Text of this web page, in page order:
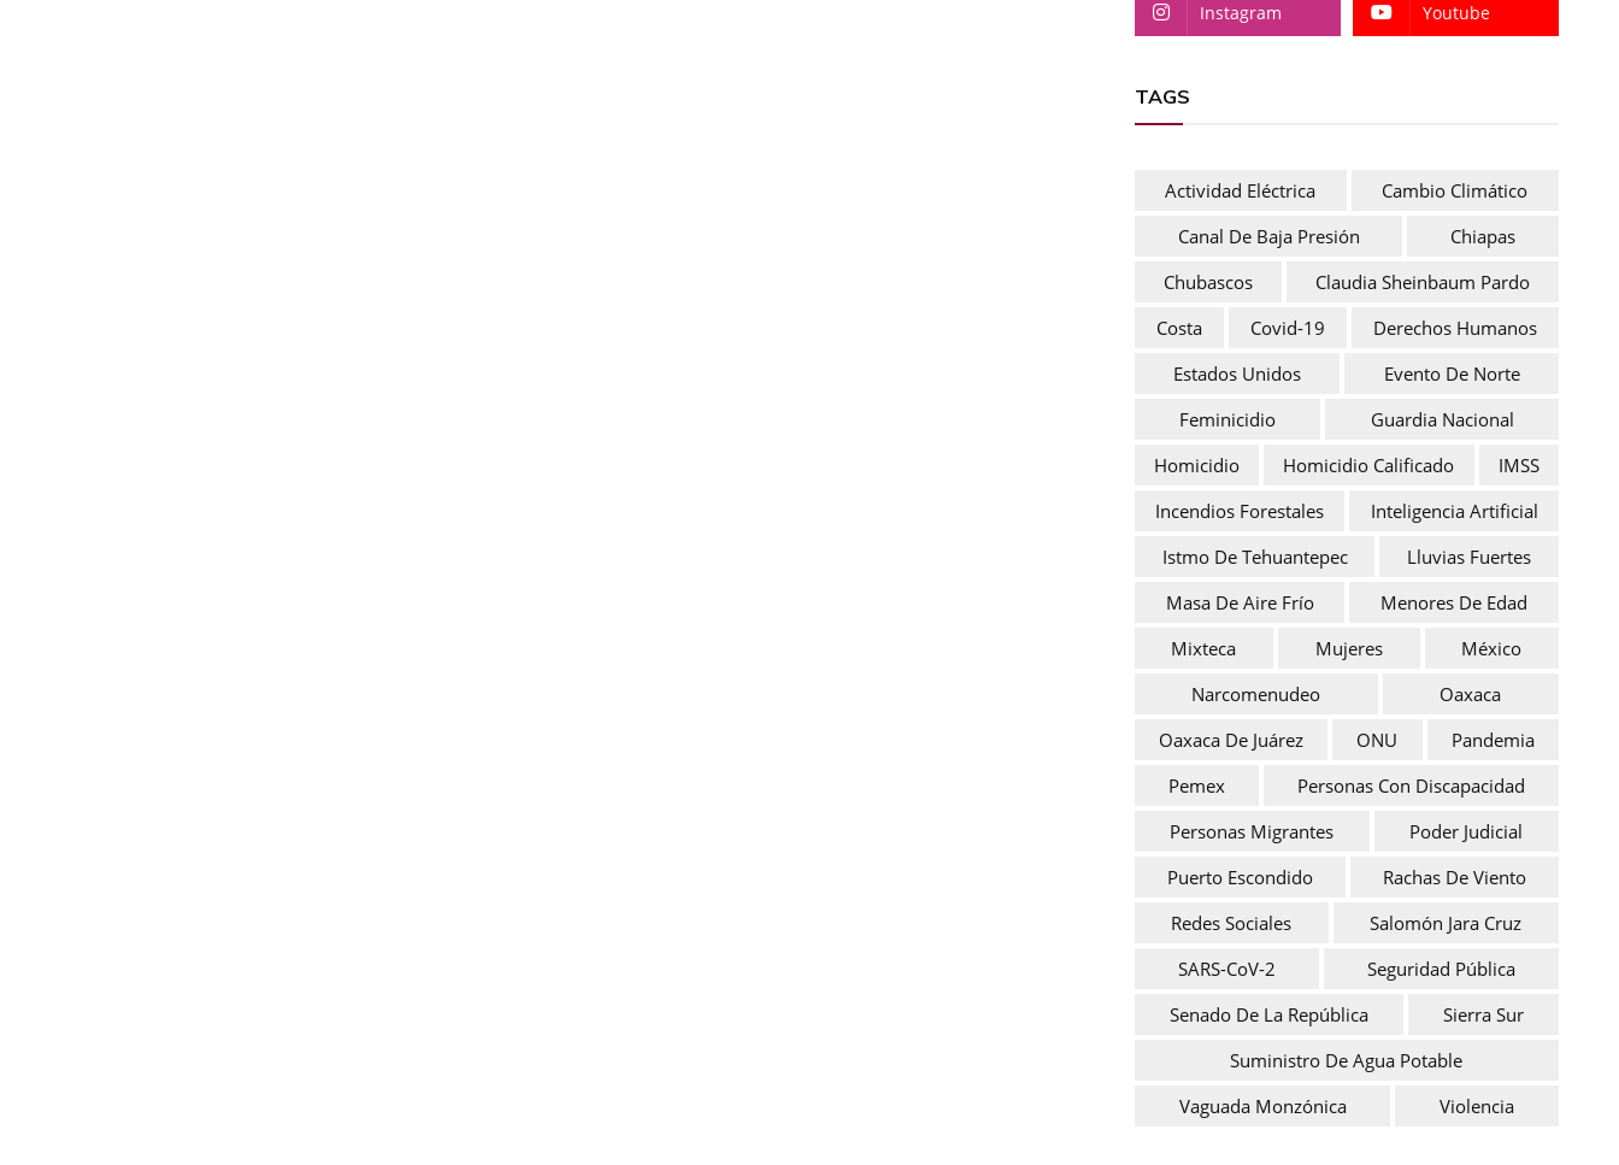
Instagram Youtube
TAGS
Actividad Eléctrica
Cambio Climático
Canal De Baja Presión
Chiapas
Chubascos
Claudia Sheinbaum Pardo
Costa
Covid-19
Derechos Humanos
Estados Unidos
Evento De Norte
Feminicidio
Guardia Nacional
Homicidio
Homicidio Calificado
IMSS
Incendios Forestales
Inteligencia Artificial
Istmo De Tehuantepec
Lluvias Fuertes
Masa De Aire Frío
Menores De Edad
Mixteca
Mujeres
México
Narcomenudeo
Oaxaca
Oaxaca De Juárez
ONU
Pandemia
Pemex
Personas Con Discapacidad
Personas Migrantes
Poder Judicial
Puerto Escondido
Rachas De Viento
Redes Sociales
Salomón Jara Cruz
SARS-CoV-2
Seguridad Pública
Senado De La República
Sierra Sur
Suministro De Agua Potable
Vaguada Monzónica
Violencia